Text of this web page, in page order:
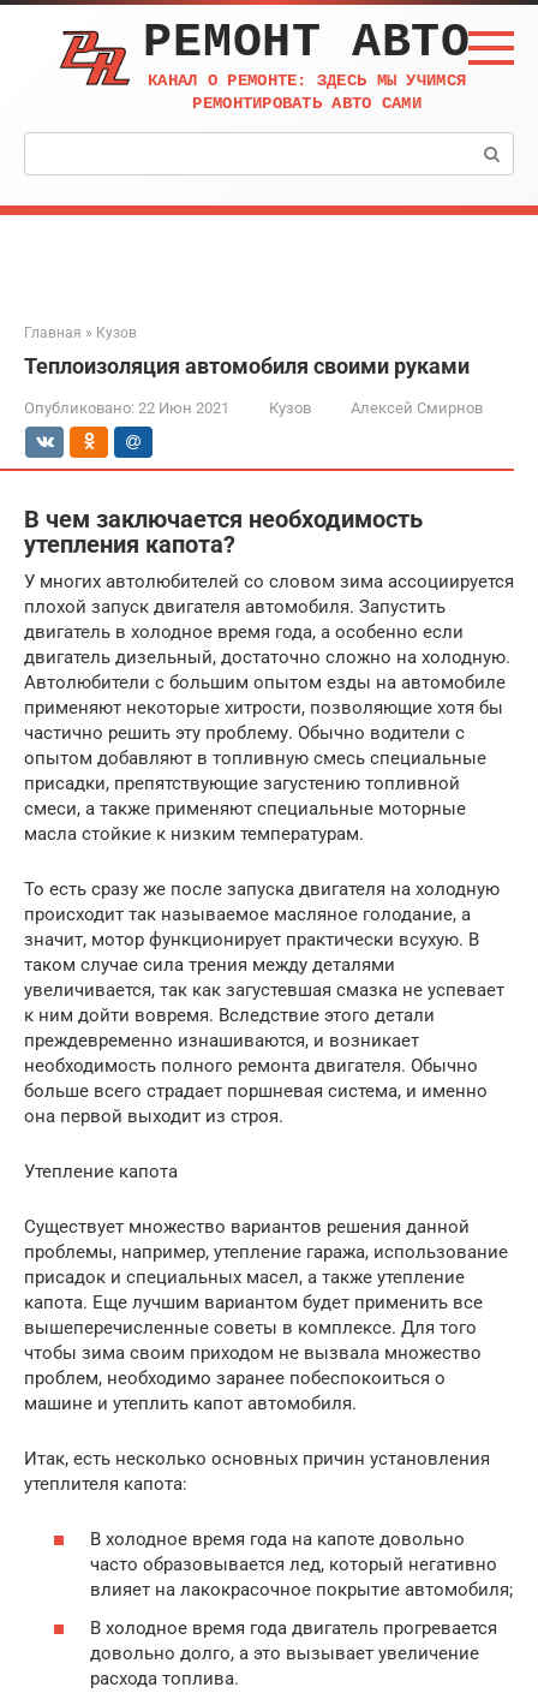
Перейти
контенту
РЕМОНТ АВТО
КАНАЛ О РЕМОНТЕ: ЗДЕСЬ МЫ УЧИМСЯ
РЕМОНТИРОВАТЬ АВТО САМИ
Поиск:
Главная » Кузов
Теплоизоляция автомобиля своими руками
Опубликовано: 22 Июн 2021 Кузов Алексей Смирнов
В чем заключается необходимость
утепления капота?
У многих автолюбителей со словом зима ассоциируется
плохой запуск двигателя автомобиля. Запустить
двигатель в холодное время года, а особенно если
двигатель дизельный, достаточно сложно на холодную.
Автолюбители с большим опытом езды на автомобиле
применяют некоторые хитрости, позволяющие хотя бы
частично решить эту проблему. Обычно водители с
опытом добавляют в топливную смесь специальные
присадки, препятствующие загустению топливной
смеси, а также применяют специальные моторные
масла стойкие к низким температурам.
То есть сразу же после запуска двигателя на холодную
происходит так называемое масляное голодание, а
значит, мотор функционирует практически всухую. В
таком случае сила трения между деталями
увеличивается, так как загустевшая смазка не успевает
к ним дойти вовремя. Вследствие этого детали
преждевременно изнашиваются, и возникает
необходимость полного ремонта двигателя. Обычно
больше всего страдает поршневая система, и именно
она первой выходит из строя.
Утепление капота
Существует множество вариантов решения данной
проблемы, например, утепление гаража, использование
присадок и специальных масел, а также утепление
капота. Еще лучшим вариантом будет применить все
вышеперечисленные советы в комплексе. Для того
чтобы зима своим приходом не вызвала множество
проблем, необходимо заранее побеспокоиться о
машине и утеплить капот автомобиля.
Итак, есть несколько основных причин установления
утеплителя капота:
В холодное время года на капоте довольно
часто образовывается лед, который негативно
влияет на лакокрасочное покрытие автомобиля;
В холодное время года двигатель прогревается
довольно долго, а это вызывает увеличение
расхода топлива.